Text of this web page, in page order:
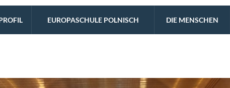
EUROPASCHULE POLNISCH DIE MENSCHEN